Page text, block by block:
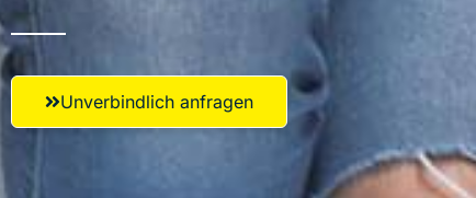
Unverbindlich anfragen